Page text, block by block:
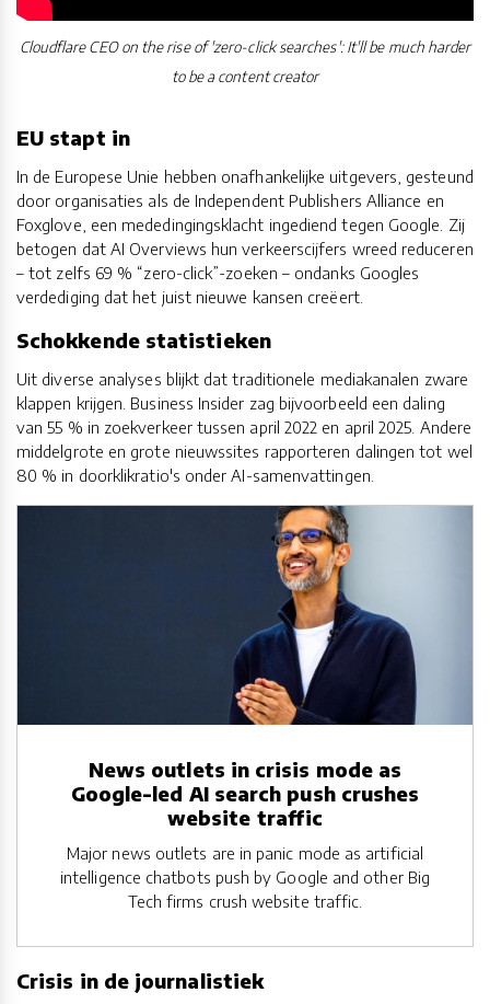
Cloudflare CEO on the rise of 'zero-click searches': It'll be much harder
to be a content creator
EU stapt in
In de Europese Unie hebben onafhankelijke uitgevers, gesteund
door organisaties als de Independent Publishers Alliance en
Foxglove, een mededingingsklacht ingediend tegen Google. Zij
betogen dat AI Overviews hun verkeerscijfers wreed reduceren
– tot zelfs 69 % “zero-click”-zoeken – ondanks Googles
verdediging dat het juist nieuwe kansen creëert.
Schokkende statistieken
Uit diverse analyses blijkt dat traditionele mediakanalen zware
klappen krijgen. Business Insider zag bijvoorbeeld een daling
van 55 % in zoekverkeer tussen april 2022 en april 2025. Andere
middelgrote en grote nieuwssites rapporteren dalingen tot wel
80 % in doorklikratio's onder AI-samenvattingen.
News outlets in crisis mode as
Google-led AI search push crushes
website traffic
Major news outlets are in panic mode as artificial
intelligence chatbots push by Google and other Big
Tech firms crush website traffic.
Crisis in de journalistiek